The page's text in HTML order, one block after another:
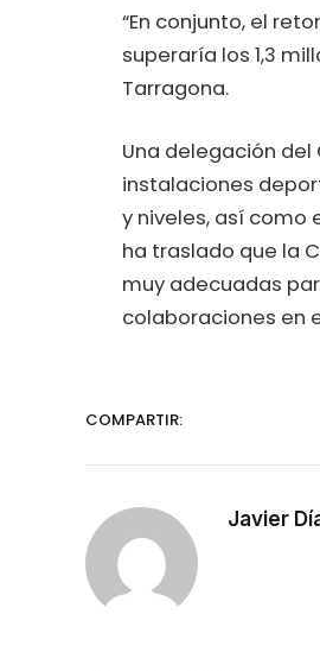
“En conjunto, el
superaría los 1,3
Tarragona.
Una delegación
instalaciones
y niveles, así como
ha traslado que la
muy adecuadas
colaboraciones en
COMPARTIR:
Javier